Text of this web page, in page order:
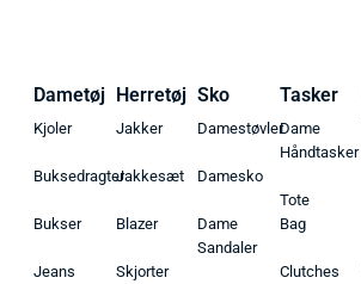
Dametøj
Kjoler
Buksedragter
Bukser
Jeans
Herretøj
Jakker
Jakkesæt
Blazer
Skjorter
Sko
Damestøvler
Damesko
Dame
Sandaler
Tasker
Dame
Håndtasker
Tote
Bag
Clutches